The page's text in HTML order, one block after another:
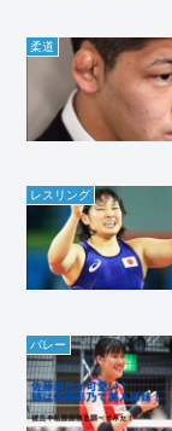
柔道
レスリング
バレー